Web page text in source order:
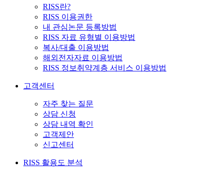
RISS란?
RISS 이용권한
내 관심논문 등록방법
RISS 자료 유형별 이용방법
복사/대출 이용방법
해외전자자료 이용방법
RISS 정보취약계층 서비스 이용방법
고객센터
자주 찾는 질문
상담 신청
상담 내역 확인
고객제안
신고센터
RISS 활용도 분석